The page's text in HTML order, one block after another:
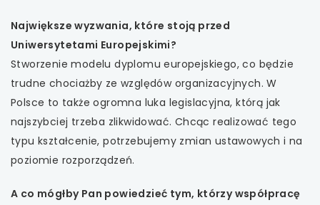
Największe wyzwania, które stoją przed
Uniwersytetami Europejskimi?
Stworzenie modelu dyplomu europejskiego, co będzie
trudne chociażby ze względów organizacyjnych. W
Polsce to także ogromna luka legislacyjna, którą jak
najszybciej trzeba zlikwidować. Chcąc realizować tego
typu kształcenie, potrzebujemy zmian ustawowych i na
poziomie rozporządzeń.
A co mógłby Pan powiedzieć tym, którzy współpracę